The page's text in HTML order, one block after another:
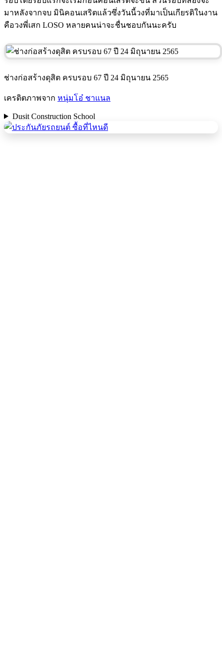
มาหลังจากจบ มินิคอนเสริตแล้วซึ่งวันนี้วงที่มาเป็นเกียรติในงาน
คือวงพี่เสก LOSO หลายคนน่าจะชื่นชอบกันนะครับ
ช่างก่อสร้างดุสิต ครบรอบ 67 ปี 24 มิถุนายน 2565
เครดิตภาพจาก หนุ่มโอ๋ ชาแนล
Dusit Construction School